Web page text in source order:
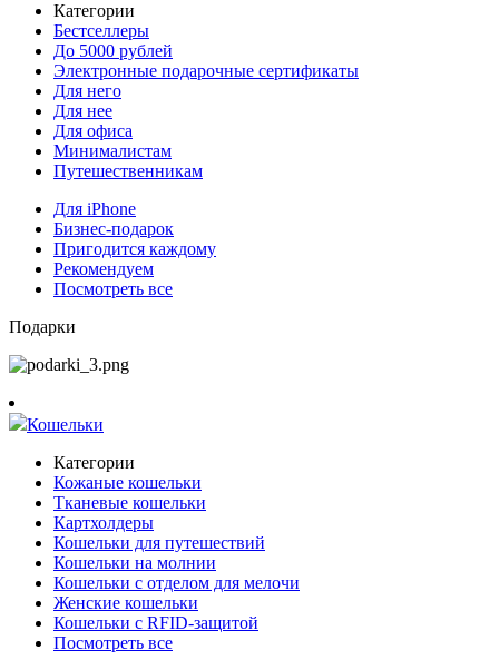
Категории
Бестселлеры
До 5000 рублей
Электронные подарочные сертификаты
Для него
Для нее
Для офиса
Минималистам
Путешественникам
Для iPhone
Бизнес-подарок
Пригодится каждому
Рекомендуем
Посмотреть все
Подарки
Кошельки
Категории
Кожаные кошельки
Тканевые кошельки
Картхолдеры
Кошельки для путешествий
Кошельки на молнии
Кошельки с отделом для мелочи
Женские кошельки
Кошельки с RFID-защитой
Посмотреть все